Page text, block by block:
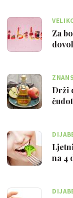
Za
Drži
na 4